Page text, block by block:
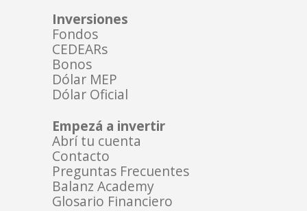
Inversiones
Fondos
CEDEARs
Bonos
Dólar MEP
Dólar Oficial
Empezá a invertir
Abrí tu cuenta
Contacto
Preguntas Frecuentes
Balanz Academy
Glosario Financiero